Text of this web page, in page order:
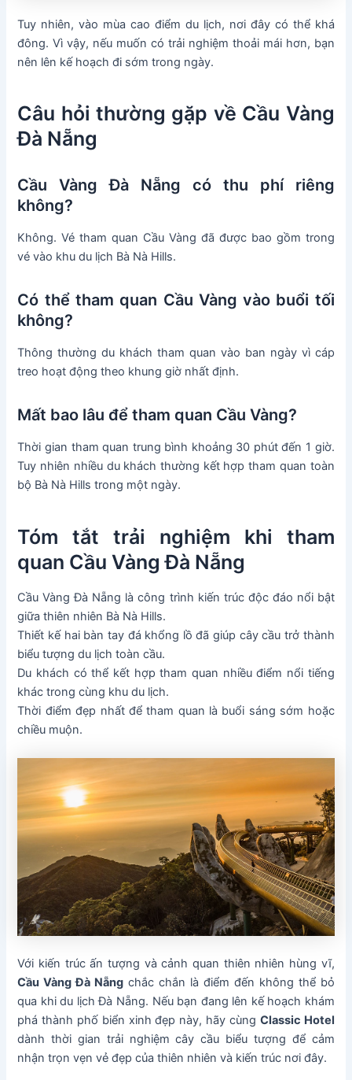
Tuy nhiên, vào mùa cao điểm du lịch, nơi đây có thể khá
đông. Vì vậy, nếu muốn có trải nghiệm thoải mái hơn, bạn
nên lên kế hoạch đi sớm trong ngày.
Câu hỏi thường gặp về Cầu Vàng
Đà Nẵng
Cầu Vàng Đà Nẵng có thu phí riêng
không?
Không. Vé tham quan Cầu Vàng đã được bao gồm trong
vé vào khu du lịch Bà Nà Hills.
Có thể tham quan Cầu Vàng vào buổi tối
không?
Thông thường du khách tham quan vào ban ngày vì cáp
treo hoạt động theo khung giờ nhất định.
Mất bao lâu để tham quan Cầu Vàng?
Thời gian tham quan trung bình khoảng 30 phút đến 1 giờ.
Tuy nhiên nhiều du khách thường kết hợp tham quan toàn
bộ Bà Nà Hills trong một ngày.
Tóm tắt trải nghiệm khi tham
quan Cầu Vàng Đà Nẵng
Cầu Vàng Đà Nẵng là công trình kiến trúc độc đáo nổi bật
giữa thiên nhiên Bà Nà Hills.
Thiết kế hai bàn tay đá khổng lồ đã giúp cây cầu trở thành
biểu tượng du lịch toàn cầu.
Du khách có thể kết hợp tham quan nhiều điểm nổi tiếng
khác trong cùng khu du lịch.
Thời điểm đẹp nhất để tham quan là buổi sáng sớm hoặc
chiều muộn.
Với kiến trúc ấn tượng và cảnh quan thiên nhiên hùng vĩ,
Cầu Vàng Đà Nẵng chắc chắn là điểm đến không thể bỏ
qua khi du lịch Đà Nẵng. Nếu bạn đang lên kế hoạch khám
phá thành phố biển xinh đẹp này, hãy cùng Classic Hotel
dành thời gian trải nghiệm cây cầu biểu tượng để cảm
nhận trọn vẹn vẻ đẹp của thiên nhiên và kiến trúc nơi đây.